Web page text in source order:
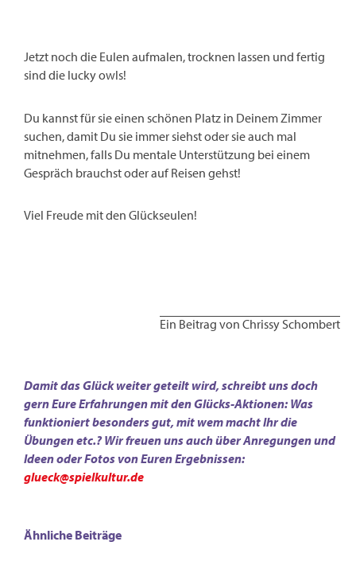
Jetzt noch die Eulen aufmalen, trocknen lassen und fertig
sind die lucky owls!
Du kannst für sie einen schönen Platz in Deinem Zimmer
suchen, damit Du sie immer siehst oder sie auch mal
mitnehmen, falls Du mentale Unterstützung bei einem
Gespräch brauchst oder auf Reisen gehst!
Viel Freude mit den Glückseulen!
Ein Beitrag von Chrissy Schombert
Damit das Glück weiter geteilt wird, schreibt uns doch
gern Eure Erfahrungen mit den Glücks-Aktionen: Was
funktioniert besonders gut, mit wem macht Ihr die
Übungen etc.? Wir freuen uns auch über Anregungen und
Ideen oder Fotos von Euren Ergebnissen:
glueck@spielkultur.de
Ähnliche Beiträge